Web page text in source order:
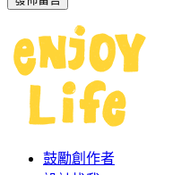
鼓勵創作者